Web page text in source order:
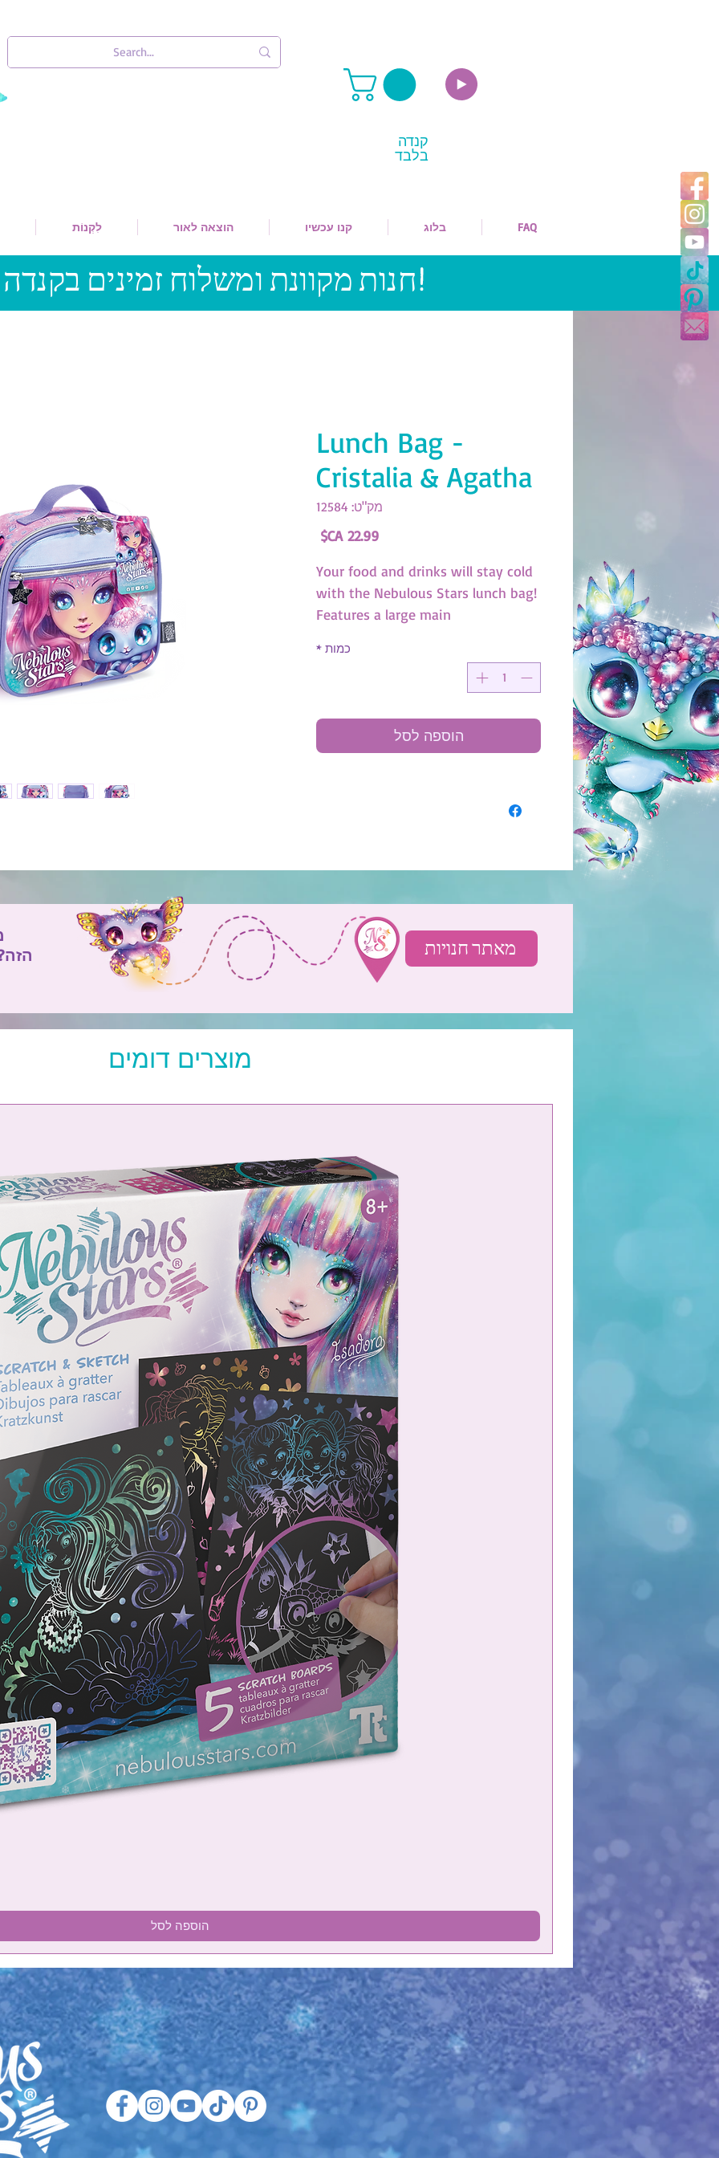
קנדה
בלבד
לִקְנוֹת הוצאה לאור קנו עכשיו בלוג FAQ
חנות מקוונת ומשלוח זמינים בקנדה בלבד!
Lunch Bag -
Cristalia & Agatha
מק"ט: 12584
Your food and drinks will stay cold
with the Nebulous Stars lunch bag!
Features a large main
removable strap. (SKU:12584)
כמות *
הוספה לסל
מאתר חנויות
מוצרים דומים
הוספה לסל